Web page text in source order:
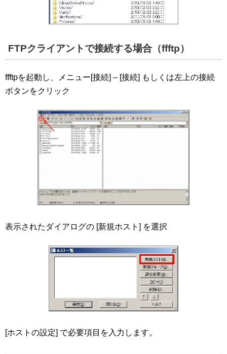
FTPクライアントで接続する場合（ffftp）
ffftpを起動し、メニュー[接続] – [接続] もしくは左上の接続
ボタンをクリック
表示されたダイアログの [新規ホスト] を選択
[ホストの設定] で必要項目を入力します。